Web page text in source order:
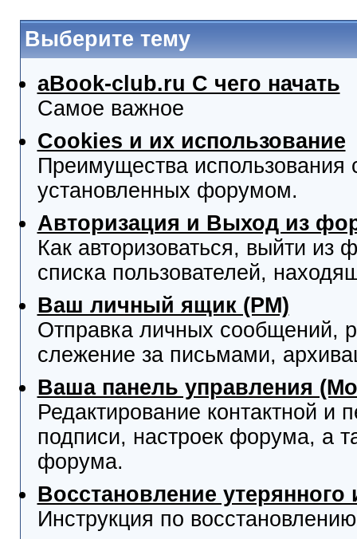
Выберите тему
aBook-club.ru C чего начать
Самое важное
Cookies и их использование
Преимущества
установленных форумом.
Авторизация и Выход из
Как авторизоваться, выйти из
списка пользователей,
Ваш личный ящик (PM)
Отправка личных сообщений,
слежение за письмами,
Ваша панель управления
Редактирование контактной
подписи, настроек форума, а
форума.
Восстановление
Инструкция по